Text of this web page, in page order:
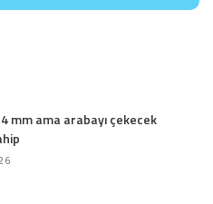
mm ama arabayı çekecek